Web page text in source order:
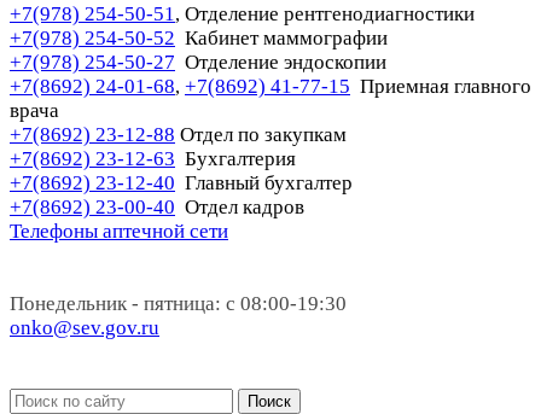
+7(978) 254-50-51 , Отделение рентгенодиагностики
+7(978) 254-50-52 Кабинет маммографии
+7(978) 254-50-27 Отделение эндоскопии
+7(8692) 24-01-68, +7(8692) 41-77-15 Приемная главного
врача
+7(8692) 23-12-88 Отдел по закупкам
+7(8692) 23-12-63 Бухгалтерия
+7(8692) 23-12-40 Главный бухгалтер
+7(8692) 23-00-40 Отдел кадров
Телефоны аптечной сети
Понедельник - пятница: с 08:00-19:30
onko@sev.gov.ru
Поиск